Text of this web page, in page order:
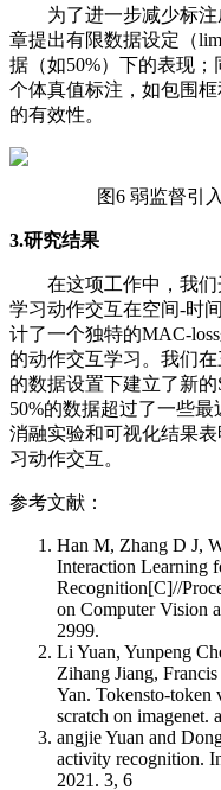
为了进一步减少标
章提出有限数据设定（
据（如50%）下的表现
个体真值标注，如包围
的有效性。
图6 弱监督引
3.研究结果
在这项工作中，我
学习动作交互在空间-时
计了一个独特的MAC-
的动作交互学习。我们
的数据设置下建立了新
50%的数据超过了一些
消融实验和可视化结果
习动作交互。
参考文献：
Han M, Zhang D J,
Interaction Learning
Recognition[C]//
on Computer Vision
2999.
Li Yuan, Yunpeng
Zihang Jiang,
Yan. Tokensto-token
scratch on
angjie Yuan and
activity recognition.
2021. 3, 6